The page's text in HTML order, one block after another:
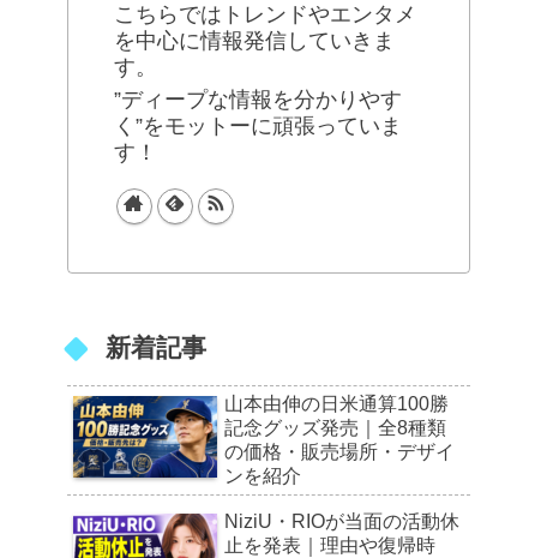
こちらではトレンドやエンタメ
を中心に情報発信していきま
す。
”ディープな情報を分かりやす
く”をモットーに頑張っていま
す！
新着記事
山本由伸の日米通算100勝
記念グッズ発売｜全8種類
の価格・販売場所・デザイ
ンを紹介
NiziU・RIOが当面の活動休
止を発表｜理由や復帰時